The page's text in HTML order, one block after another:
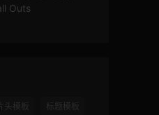
Outs
头模板 标题模板